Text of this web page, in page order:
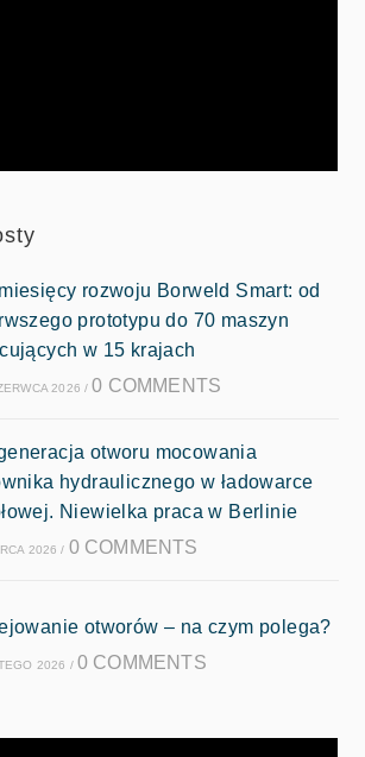
rozwoju Borweld Smart: od
prototypu do 70 maszyn
w 15 krajach
2026 / 0 COMMENTS
otworu mocowania
hydraulicznego w ładowarce
Niewielka praca w Berlinie
2026 / 0 COMMENTS
otworów – na czym polega?
2026 / 0 COMMENTS